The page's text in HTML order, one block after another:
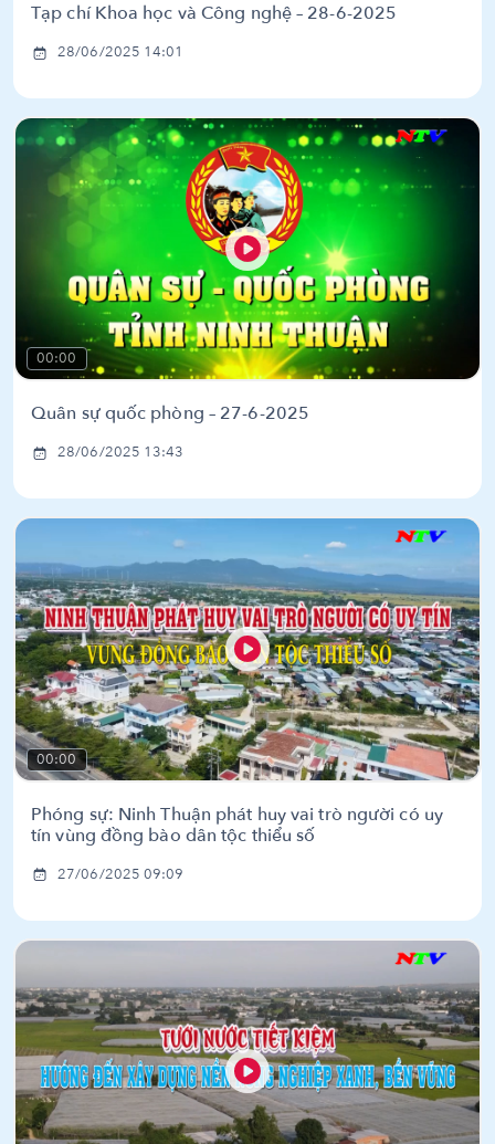
Tạp chí Khoa học và Công nghệ – 28-6-2025
28/06/2025 14:01
00:00
Quân sự quốc phòng – 27-6-2025
28/06/2025 13:43
00:00
Phóng sự: Ninh Thuận phát huy vai trò người có uy
tín vùng đồng bào dân tộc thiểu số
27/06/2025 09:09